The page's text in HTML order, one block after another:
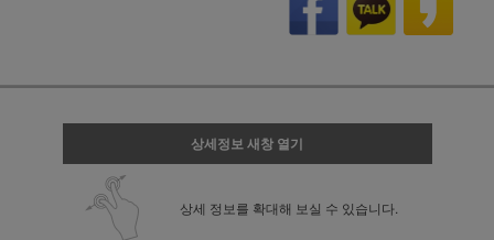
상세정보 새창 열기
상세 정보를 확대해 보실 수 있습니다.